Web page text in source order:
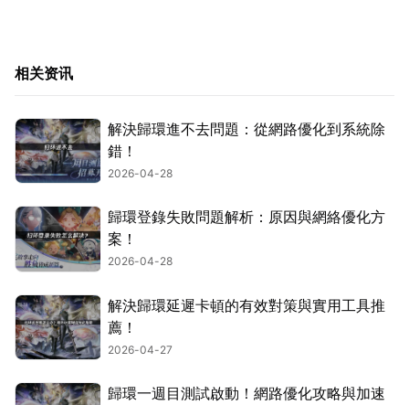
相关资讯
解決歸環進不去問題：從網路優化到系統除
錯！
2026-04-28
歸環登錄失敗問題解析：原因與網絡優化方
案！
2026-04-28
解決歸環延遲卡頓的有效對策與實用工具推
薦！
2026-04-27
歸環一週目測試啟動！網路優化攻略與加速